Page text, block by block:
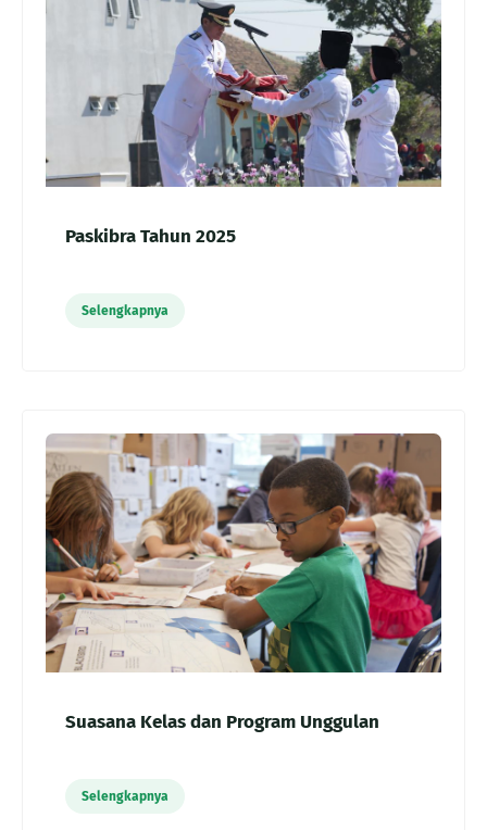
Paskibra Tahun 2025
Selengkapnya
Suasana Kelas dan Program Unggulan
Selengkapnya